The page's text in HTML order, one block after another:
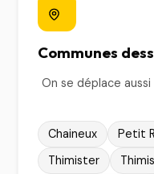
Communes
On se déplace
Chaineux Petit
Thimister